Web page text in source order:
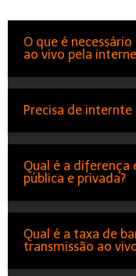
O que é
ao vivo pela
Precisa de
Qual é a diferença
pública e privada?
Qual é a taxa de
transmissão ao